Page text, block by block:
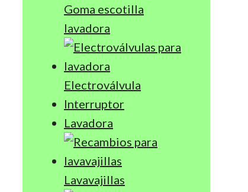
Goma escotilla
lavadora
Electroválvula
Interruptor
Lavadora
Lavavajillas